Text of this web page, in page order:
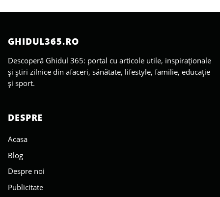
GHIDUL365.RO
Descoperă Ghidul 365: portal cu articole utile, inspiraționale
și știri zilnice din afaceri, sănătate, lifestyle, familie, educație
și sport.
DESPRE
Acasa
Blog
Despre noi
Publicitate